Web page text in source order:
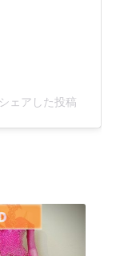
ェアした投稿